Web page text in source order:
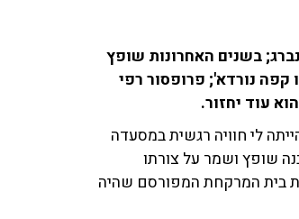
בשנים האחרונות שופץ
קפה נורדא'; פרופסור רפי
עוד יחזור.
לי חוויה רגשית במסעדה
שופץ ושמר על צורתו
בית המרקחת המפורסם שהיה